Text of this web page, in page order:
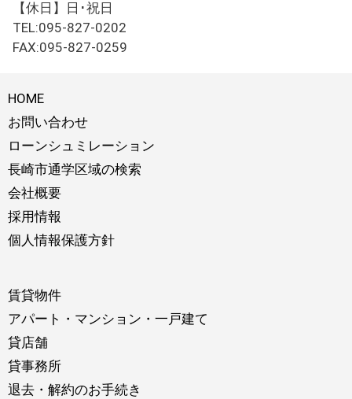
【休日】日･祝日
TEL:095-827-0202
FAX:095-827-0259
HOME
お問い合わせ
ローンシュミレーション
長崎市通学区域の検索
会社概要
採用情報
個人情報保護方針
賃貸物件
アパート・マンション・一戸建て
貸店舗
貸事務所
退去・解約のお手続き